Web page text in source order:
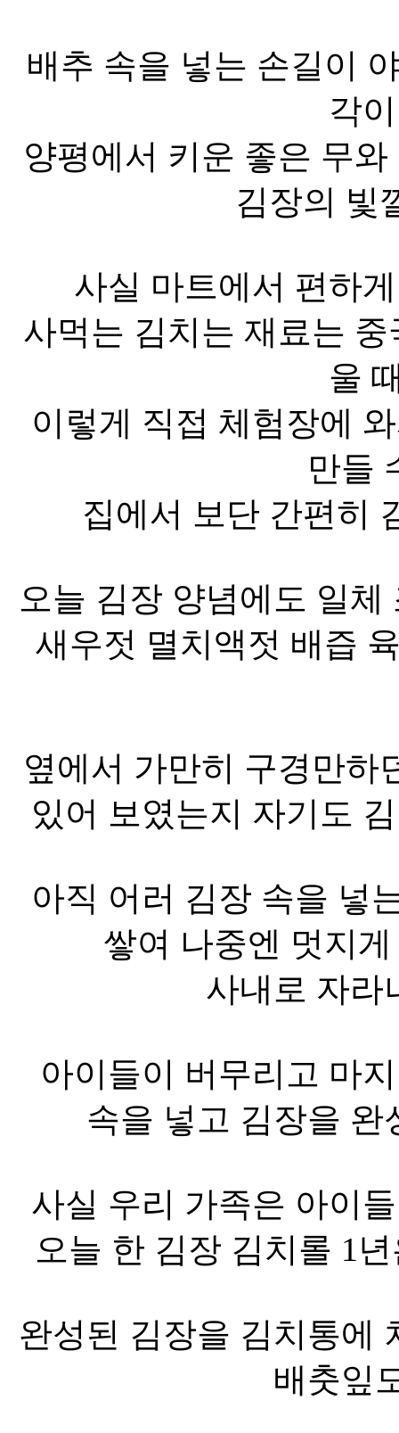
배추 속을 넣는 손길이
각
양평에서 키운 좋은 무
김장의 빛
사실 마트에서 편하
사먹는 김치는 재료는
울
이렇게 직접 체험장에
만들
집에서 보단 간편히
오늘 김장 양념에도 일
새우젓 멸치액젓 배즙
옆에서 가만히 구경만하
있어 보였는지 자기도
아직 어러 김장 속을 넣
쌓여 나중엔 멋지
사내로 자라
아이들이 버무리고 마
속을 넣고 김장을 완
사실 우리 가족은 아이
오늘 한 김장 김치롤 1
완성된 김장을 김치통에
배춧잎